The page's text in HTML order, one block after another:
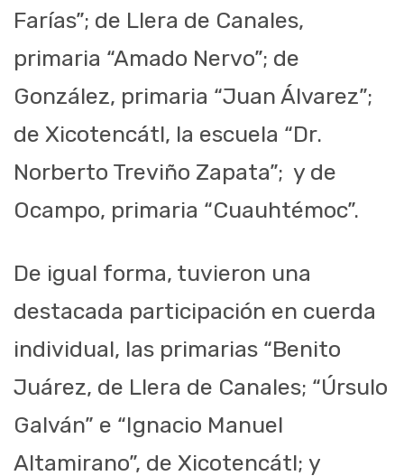
Farías”; de Llera de Canales,
primaria “Amado Nervo”; de
González, primaria “Juan Álvarez”;
de Xicotencátl, la escuela “Dr.
Norberto Treviño Zapata”; y de
Ocampo, primaria “Cuauhtémoc”.
De igual forma, tuvieron una
destacada participación en cuerda
individual, las primarias “Benito
Juárez, de Llera de Canales; “Úrsulo
Galván” e “Ignacio Manuel
Altamirano”, de Xicotencátl; y